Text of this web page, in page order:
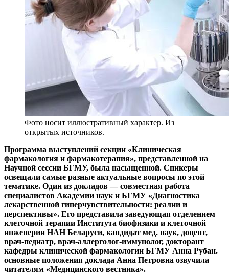
Фото носит иллюстративный характер. Из
открытых источников.
Программа выступлений секции «Клиническая
фармакология и фармакотерапия», представленной на
Научной сессии БГМУ, была насыщенной. Спикеры
освещали самые разные актуальные вопросы по этой
тематике. Один из докладов — совместная работа
специалистов Академии наук и БГМУ «Диагностика
лекарственной гиперчувствительности: реалии и
перспективы». Его представила заведующая отделением
клеточной терапии Института биофизики и клеточной
инженерии НАН Беларуси, кандидат мед. наук, доцент,
врач-педиатр, врач-аллерголог-иммунолог, докторант
кафедры клинической фармакологии БГМУ Анна Рубан.
основные положения доклада Анна Петровна озвучила
читателям «Медицинского вестника».